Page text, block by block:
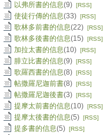
以弗所書的信息(9) [RSS]
使徒行傳的信息(33) [RSS]
歌林多前書的信息(22) [RSS]
歌林多後書的信息(15) [RSS]
加拉太書的信息(10) [RSS]
腓立比書的信息(9) [RSS]
歌羅西書的信息(8) [RSS]
帖撒羅尼迦前書(8) [RSS]
帖撒羅尼迦後書(3) [RSS]
提摩太前書的信息(10) [RSS]
提摩太後書的信息(5) [RSS]
提多書的信息(5) [RSS]